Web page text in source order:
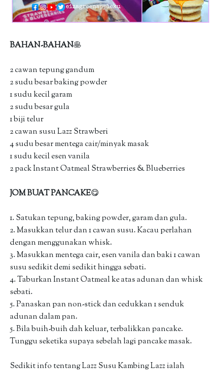
BAHAN-BAHAN🥞
2 cawan tepung gandum
2 sudu besar baking powder
1 sudu kecil garam
2 sudu besar gula
1 biji telur
2 cawan susu Lazz Strawberi
4 sudu besar mentega cair/minyak masak
1 sudu kecil esen vanila
2 pack Instant Oatmeal Strawberries & Blueberries
JOM BUAT PANCAKE😋
1. Satukan tepung, baking powder, garam dan gula.
2. Masukkan telur dan 1 cawan susu. Kacau perlahan
dengan menggunakan whisk.
3. Masukkan mentega cair, esen vanila dan baki 1 cawan
susu sedikit demi sedikit hingga sebati.
4. Taburkan Instant Oatmeal ke atas adunan dan whisk
sebati.
5. Panaskan pan non-stick dan cedukkan 1 senduk
adunan dalam pan.
5. Bila buih-buih dah keluar, terbalikkan pancake.
Tunggu seketika supaya sebelah lagi pancake masak.
Sedikit info tentang Lazz Susu Kambing Lazz ialah